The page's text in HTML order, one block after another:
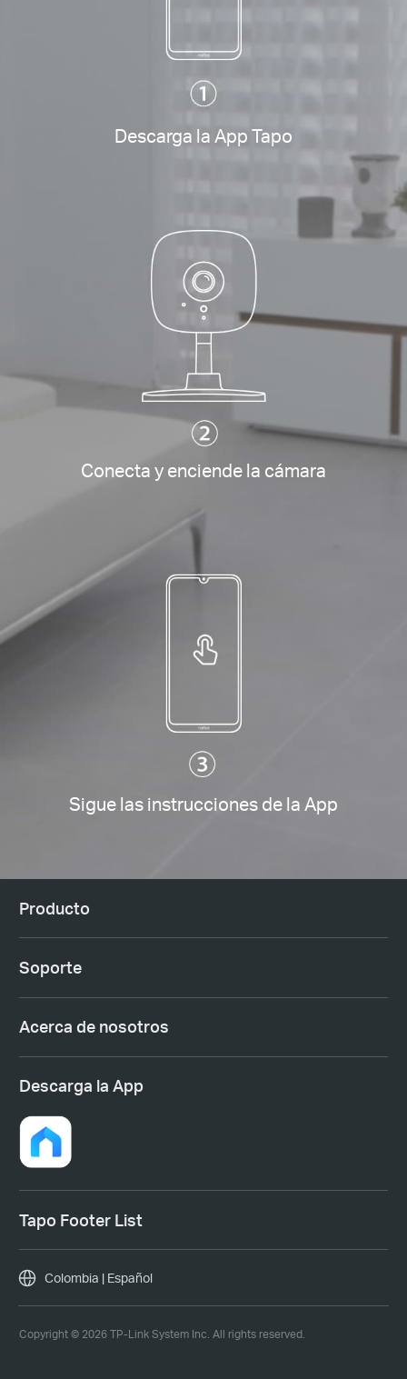
Descarga la App Tapo
Conecta y enciende la cámara
Sigue las instrucciones de la App
Producto
Soporte
Acerca de nosotros
Descarga la App
Tapo Footer List
Copyright © 2026 TP-Link System Inc. All rights reserved.
Colombia | Español